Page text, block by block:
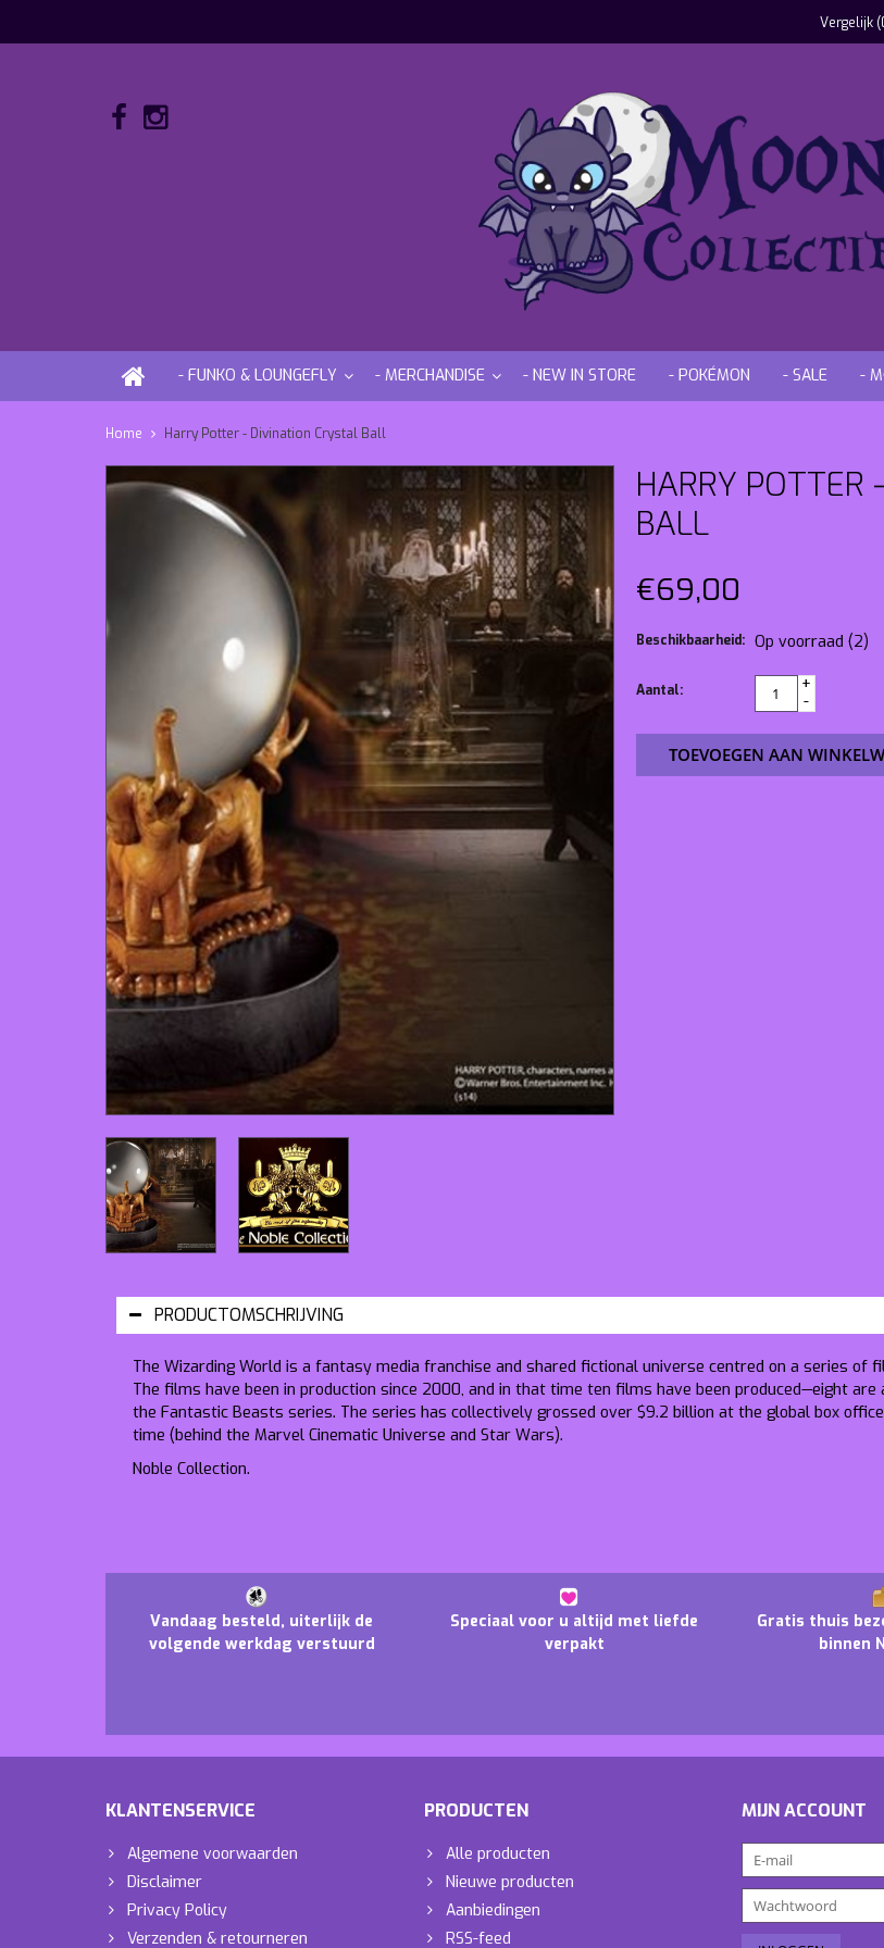
Vergelijk
- FUNKO & LOUNGEFLY - MERCHANDISE - NEW IN STORE - POKÉMON - SALE -
Home Harry Potter - Divination Crystal Ball
HARRY POTTER
BALL
€69,00
Beschikbaarheid: Op voorraad (2)
Aantal:
+
-
TOEVOEGEN AAN
PRODUCTOMSCHRIJVING
The Wizarding World is a fantasy media franchise and shared fictional universe centred on a series of
The films have been in production since 2000, and in that time ten films have been produced—eight
the Fantastic Beasts series. The series has collectively grossed over $9.2 billion at the global box
time (behind the Marvel Cinematic Universe and Star Wars).
Noble Collection.
Vandaag besteld, uiterlijk de
volgende werkdag verstuurd
Speciaal voor u altijd met liefde
verpakt
Gratis thuis
binnen
KLANTENSERVICE
Algemene voorwaarden
Disclaimer
Privacy Policy
Verzenden & retourneren
PRODUCTEN
Alle producten
Nieuwe producten
Aanbiedingen
RSS-feed
MIJN ACCOUNT